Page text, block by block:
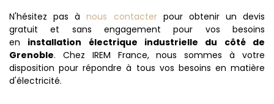
N'hésitez pas ànous contacterpour obtenir un devis
gratuit et sans engagement pour vos besoins
en installation électrique industrielle du côté de
Grenoble. Chez IREM France, nous sommes à votre
disposition pour répondre à tous vos besoins en matière
d'électricité.